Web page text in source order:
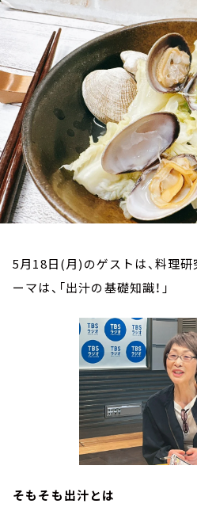
イベント・グッズ
YouTube
会社情報
5月18日(月)のゲストは、料理
ーマは、「出汁の基礎知識！」
そもそも出汁とは